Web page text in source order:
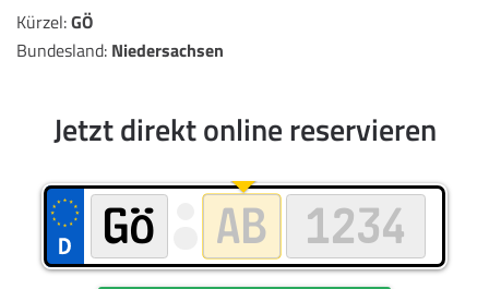
Kürzel:GÖ
Bundesland: Niedersachsen
Jetzt direkt online reservieren